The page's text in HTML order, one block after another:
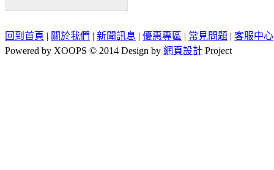
回到首頁 | 關於我們 | 新聞訊息 | 優惠專區 | 常見問題 | 客服中心
Powered by XOOPS © 2014 Design by 網頁設計 Project